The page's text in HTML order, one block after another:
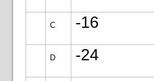
C -16
D -24